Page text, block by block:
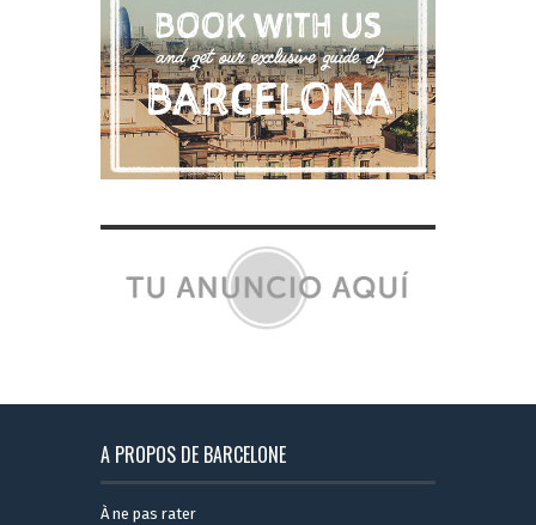
A PROPOS DE BARCELONE
À ne pas rater